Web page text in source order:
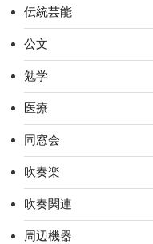
伝統芸能
公文
勉学
医療
同窓会
吹奏楽
吹奏関連
周辺機器